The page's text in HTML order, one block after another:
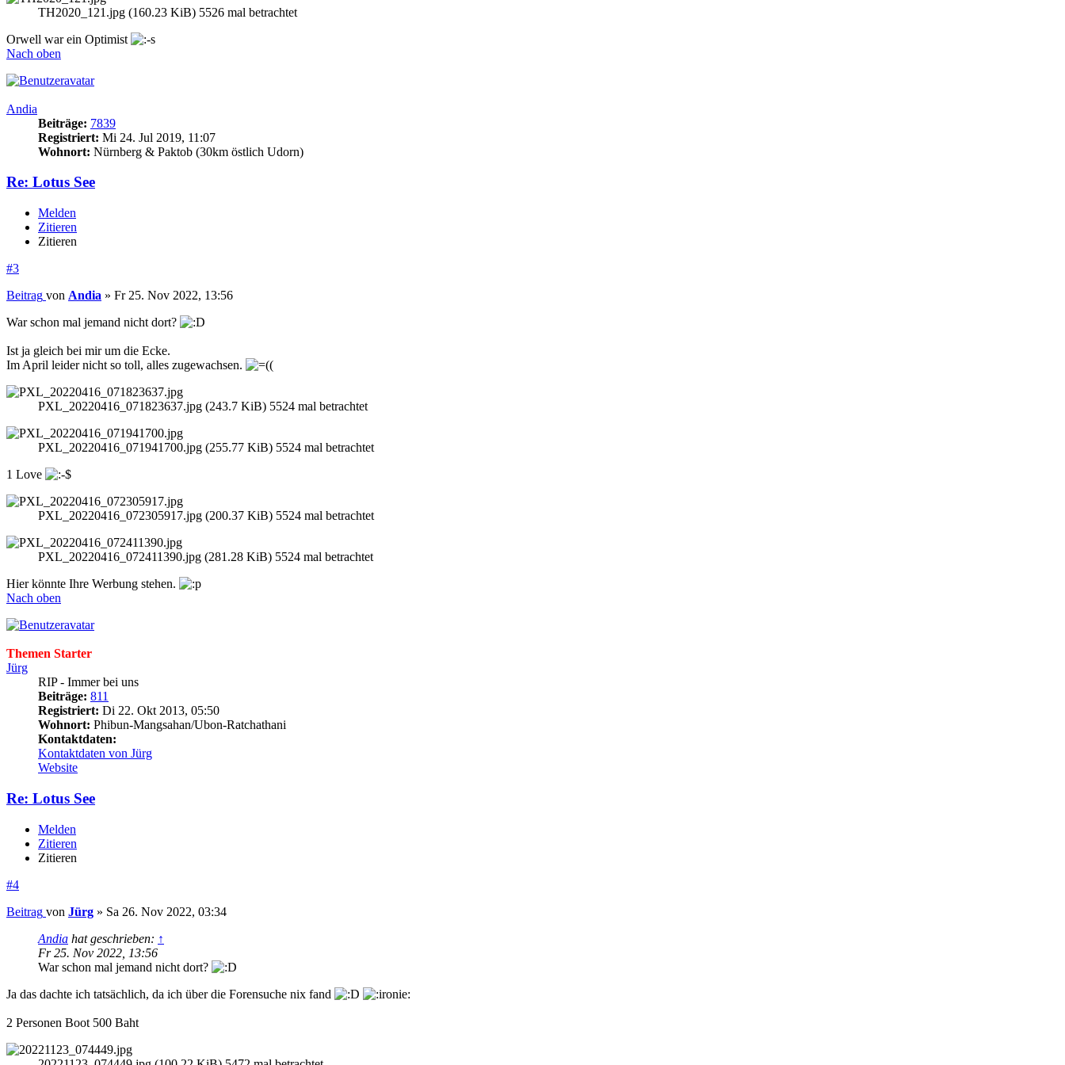
TH2020_121.jpg (160.23 KiB) 5526 mal betrachtet
Orwell war ein Optimist
Nach oben
Andia
Beiträge: 7839
Registriert: Mi 24. Jul 2019, 11:07
Wohnort: Nürnberg & Paktob (30km östlich Udorn)
Re: Lotus See
Melden
Zitieren
Zitieren
#3
Beitrag von Andia » Fr 25. Nov 2022, 13:56
War schon mal jemand nicht dort?
Ist ja gleich bei mir um die Ecke.
Im April leider nicht so toll, alles zugewachsen.
PXL_20220416_071823637.jpg (243.7 KiB) 5524 mal betrachtet
PXL_20220416_071941700.jpg (255.77 KiB) 5524 mal betrachtet
1 Love
PXL_20220416_072305917.jpg (200.37 KiB) 5524 mal betrachtet
PXL_20220416_072411390.jpg (281.28 KiB) 5524 mal betrachtet
Hier könnte Ihre Werbung stehen.
Nach oben
Themen Starter
Jürg
RIP - Immer bei uns
Beiträge: 811
Registriert: Di 22. Okt 2013, 05:50
Wohnort: Phibun-Mangsahan/Ubon-Ratchathani
Kontaktdaten:
Kontaktdaten von Jürg
Website
Re: Lotus See
Melden
Zitieren
Zitieren
#4
Beitrag von Jürg » Sa 26. Nov 2022, 03:34
Andia hat geschrieben: ↑
Fr 25. Nov 2022, 13:56
War schon mal jemand nicht dort?
Ja das dachte ich tatsächlich, da ich über die Forensuche nix fand
2 Personen Boot 500 Baht